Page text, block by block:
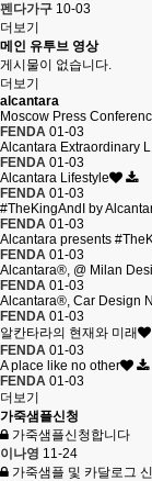
펜다가구 10-03
더보기
메인 유투브 영상
게시물이 없습니다.
더보기
alcantara
Moscow Press
FENDA 01-03
Alcantara Extraordinary
FENDA 01-03
Alcantara Lifestyle
FENDA 01-03
#TheKingAndI by
FENDA 01-03
Alcantara presents
FENDA 01-03
Alcantara®, @ Milan
FENDA 01-03
Alcantara®, Car Design
FENDA 01-03
알칸타라의 현재와 미래
FENDA 01-03
A place like no other
FENDA 01-03
더보기
가죽샘플신청
가죽샘플신청합니다
이나영 11-24
가죽샘플 및 카달로그